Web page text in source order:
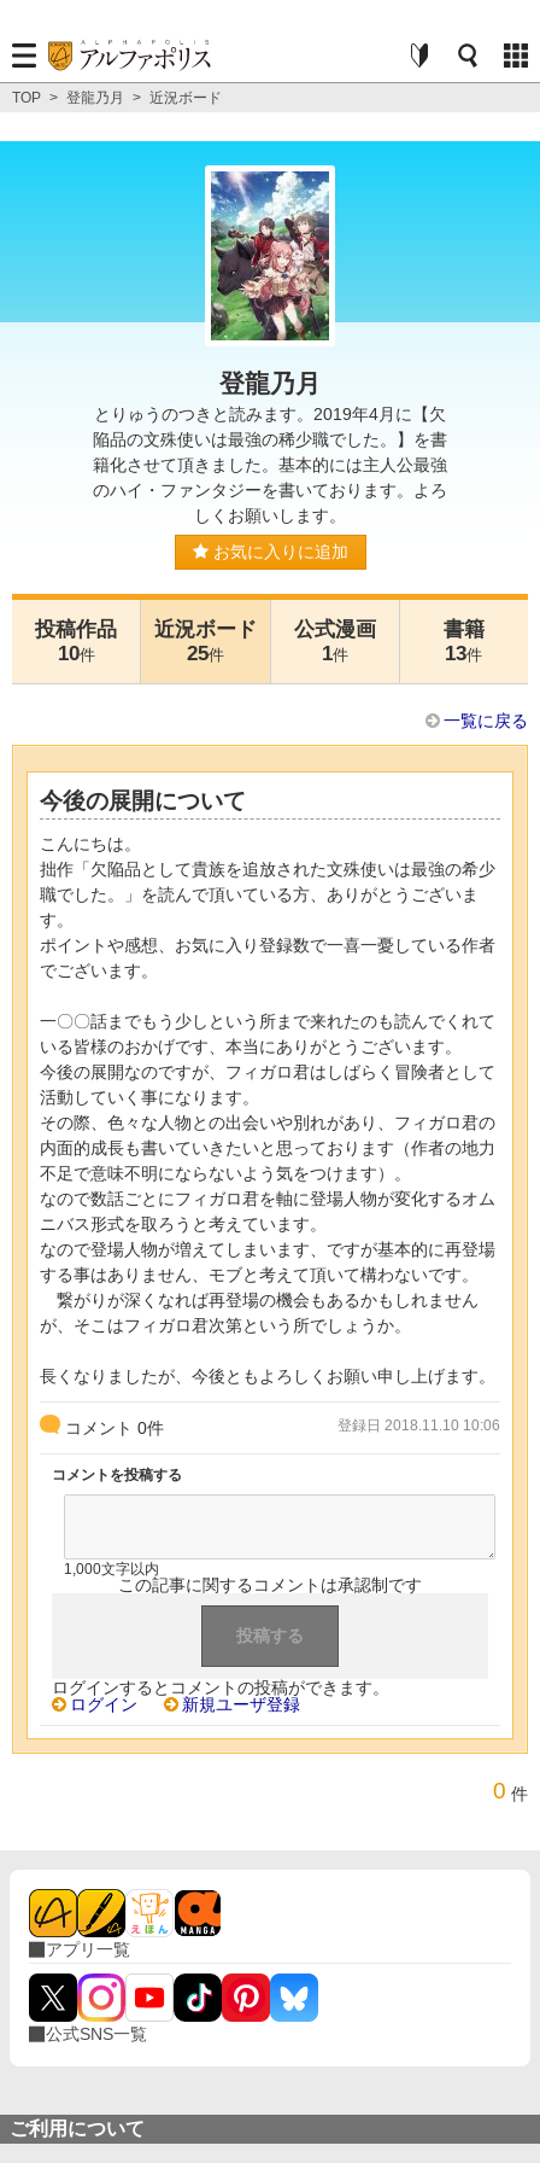
TOP > 登龍乃月 > 近況ボード
登龍乃月
とりゅうのつきと読みます。2019年4月に【欠
陥品の文殊使いは最強の稀少職でした。】を書
籍化させて頂きました。基本的には主人公最強
のハイ・ファンタジーを書いております。よろ
しくお願いします。
お気に入りに追加
投稿作品
10件
近況ボード
25件
公式漫画
1件
書籍
13件
一覧に戻る
今後の展開について
こんにちは。
拙作「欠陥品として貴族を追放された文殊使いは最強の希少
職でした。」を読んで頂いている方、ありがとうございま
す。
ポイントや感想、お気に入り登録数で一喜一憂している作者
でございます。
一〇〇話までもう少しという所まで来れたのも読んでくれて
いる皆様のおかげです、本当にありがとうございます。
今後の展開なのですが、フィガロ君はしばらく冒険者として
活動していく事になります。
その際、色々な人物との出会いや別れがあり、フィガロ君の
内面的成長も書いていきたいと思っております（作者の地力
不足で意味不明にならないよう気をつけます）。
なので数話ごとにフィガロ君を軸に登場人物が変化するオム
ニバス形式を取ろうと考えています。
なので登場人物が増えてしまいます、ですが基本的に再登場
する事はありません、モブと考えて頂いて構わないです。
繋がりが深くなれば再登場の機会もあるかもしれません
が、そこはフィガロ君次第という所でしょうか。
長くなりましたが、今後ともよろしくお願い申し上げます。
コメント 0件 登録日 2018.11.10 10:06
コメントを投稿する
1,000文字以内
この記事に関するコメントは承認制です
ログインするとコメントの投稿ができます。
ログイン
新規ユーザ登録
0 件
アプリ一覧
公式SNS一覧
ご利用について